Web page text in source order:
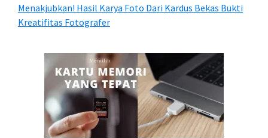
Menakjubkan! Hasil Karya Foto Dari Kardus Bekas Bukti
Kreatifitas Fotografer